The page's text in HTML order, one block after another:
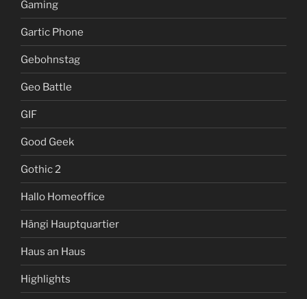
Gaming
Gartic Phone
Gebohnstag
Geo Battle
GIF
Good Geek
Gothic 2
Hallo Homeoffice
Hängi Hauptquartier
Haus an Haus
Highlights